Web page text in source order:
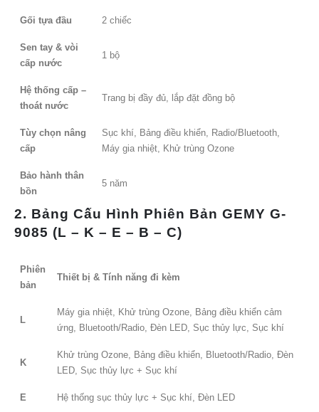
Gối tựa đầu 2 chiếc
Sen tay & vòi
cấp nước
1 bộ
Hệ thống cấp –
thoát nước
Trang bị đầy đủ, lắp đặt đồng bộ
Tùy chọn nâng
cấp
Sục khí, Bảng điều khiển, Radio/Bluetooth,
Máy gia nhiệt, Khử trùng Ozone
Bảo hành thân
bồn
5 năm
2. Bảng Cấu Hình Phiên Bản GEMY G-
9085 (L – K – E – B – C)
Phiên
bản
Thiết bị & Tính năng đi kèm
L
Máy gia nhiệt, Khử trùng Ozone, Bảng điều khiển cảm
ứng, Bluetooth/Radio, Đèn LED, Sục thủy lực, Sục khí
K
Khử trùng Ozone, Bảng điều khiển, Bluetooth/Radio, Đèn
LED, Sục thủy lực + Sục khí
E Hệ thống sục thủy lực + Sục khí, Đèn LED